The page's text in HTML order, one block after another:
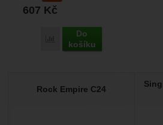
607 Kč
Porovnat
Do
košíku
Rock Empire C24